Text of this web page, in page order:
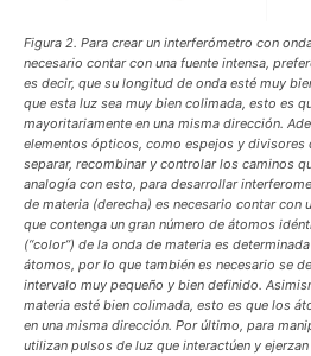
Figura 2. Para crear un interferómetro con
necesario contar con una fuente intensa,
es decir, que su longitud de onda esté muy
que esta luz sea muy bien colimada, esto es
mayoritariamente en una misma dirección.
elementos ópticos, como espejos y divisores
separar, recombinar y controlar los caminos
analogía con esto, para desarrollar
de materia (derecha) es necesario contar con
que contenga un gran número de átomos
(“color”) de la onda de materia es
átomos, por lo que también es necesario se
intervalo muy pequeño y bien definido.
materia esté bien colimada, esto es que los
en una misma dirección. Por último, para
utilizan pulsos de luz que interactúen y